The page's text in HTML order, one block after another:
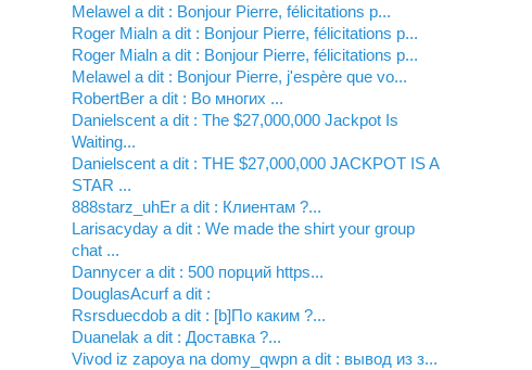
Melawel a dit : Bonjour Pierre, félicitations p...
Roger Mialn a dit : Bonjour Pierre, félicitations p...
Roger Mialn a dit : Bonjour Pierre, félicitations p...
Melawel a dit : Bonjour Pierre, j'espère que vo...
RobertBer a dit : Во многих ...
Danielscent a dit : The $27,000,000 Jackpot Is
Waiting...
Danielscent a dit : THE $27,000,000 JACKPOT IS A
STAR ...
888starz_uhEr a dit : Клиентам ?...
Larisacyday a dit : We made the shirt your group
chat ...
Dannycer a dit : 500 порций https...
DouglasAcurf a dit :
Rsrsduecdob a dit : [b]По каким ?...
Duanelak a dit : Доставка ?...
vivod iz zapoya na domy_qwpn a dit : вывод из з...